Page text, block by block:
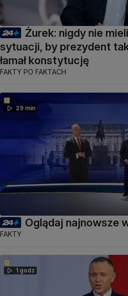
Żurek: nigdy nie
sytuacji, by prezydent
łamał konstytucję
FAKTY PO FAKTACH
29 min
Oglądaj najnowsze
FAKTY
1 godz